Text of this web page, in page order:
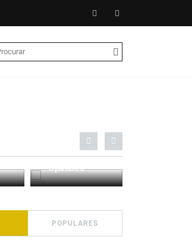
Análises
POPULARES